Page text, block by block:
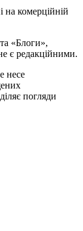
на комерційній
«Блоги»,
є редакційними.
несе
погляди